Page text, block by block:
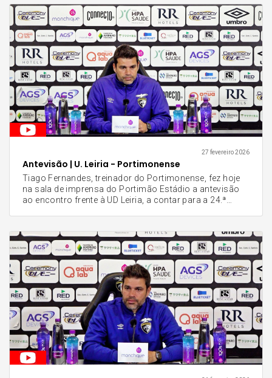
eficácia para somar os três pontos. "A equipa está a
jogar bem e produz um bom futebol, agora temos de
traduzir esse futebol bem jogado em vitórias e em
pontos, entrando amanhã com o pé no acelerador
desde o primeiro minuto", afirmou o técnico,
reforçando o espírito de missão do grupo para esta
reta final do campeonato. Tiago Fernandes deixou
ainda um apelo direto aos adeptos para o jogo de
amanhã: "Espero que apareçam para apoiar a nossa
equipa, para podermos sentir o calor deles e o apoio
que é importante para podermos festejar, no final, uma
boa vitória." O jogo está agendado para este sábado, às
14H00, no Portimão Estádio.
27 fevereiro 2026
Antevisão | U. Leiria - Portimonense
Tiago Fernandes, treinador do Portimonense, fez hoje
na sala de imprensa do Portimão Estádio a antevisão
ao encontro frente à UD Leiria, a contar para a 24.ª
menos positivo e a importância de manter a identidade,
mesmo jogando fora de portas. "Sabemos que os
resultados não têm refletido a qualidade do nosso
trabalho, mas a nossa resposta tem de ser dada dentro
das quatro linhas. Frente à União de Leiria, temos de ser
uma equipa solidária, competitiva e, acima de tudo,
focada em voltar às vitórias para retribuir o apoio dos
nossos adeptos", afirmou o técnico. Sobre o facto de a
partida se realizar no Estádio José Gomes, na
Amadora, Tiago Fernandes reforçou: "O local do jogo
não altera a nossa mentalidade. Vamos entrar em
campo com a mesma ambição de sempre e com o
único objetivo de conquistar os três pontos." O
encontro está agendado para este sábado, 28 de